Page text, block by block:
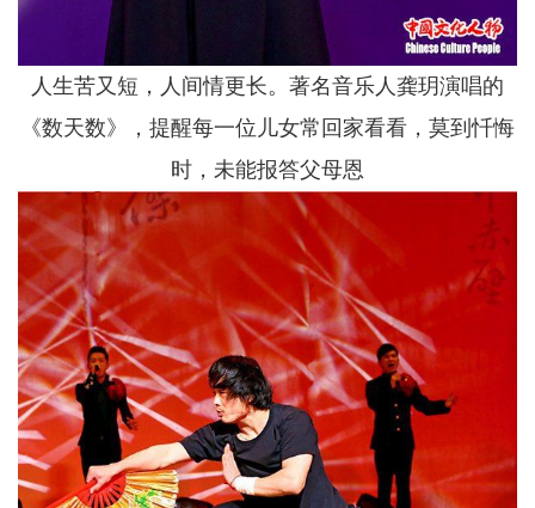
人生苦又短，人间情更长。著名音乐人龚玥演唱的
《数天数》，提醒每一位儿女常回家看看，莫到忏悔
时，未能报答父母恩